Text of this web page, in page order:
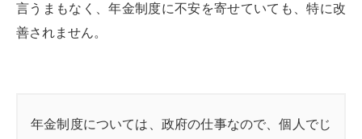
言うまもなく、年金制度に不安を寄せていても、特に改
善されません。
年金制度については、政府の仕事なので、個人でじ